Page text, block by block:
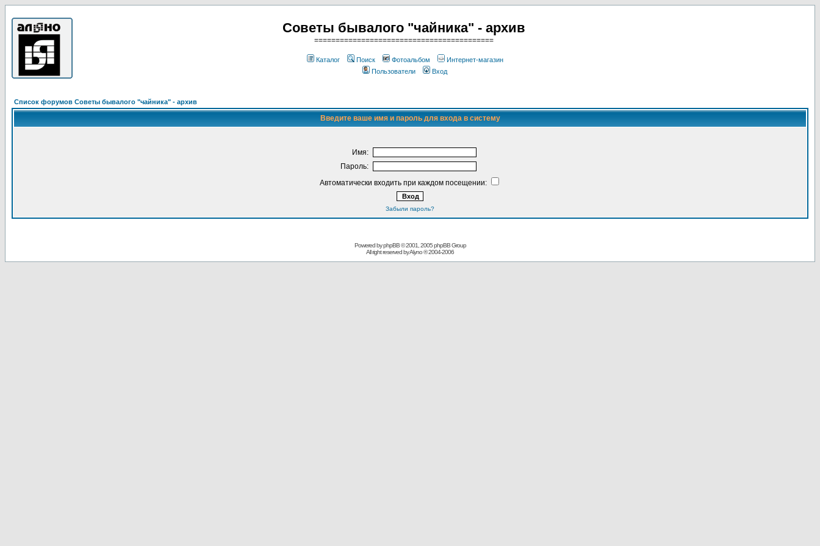
Советы бывалого "чайника" - архив
==========================================
Каталог Поиск Фотоальбом
Интернет-магазин
Пользователи
Вход
Список форумов Советы бывалого "чайника" - архив
Введите ваше имя и пароль для входа в систему
Имя:
Пароль:
Автоматически входить при каждом посещении:
Забыли пароль?
Powered byphpBB© 2001, 2005 phpBB Group
All right reserved byAlyno® 2004-2006